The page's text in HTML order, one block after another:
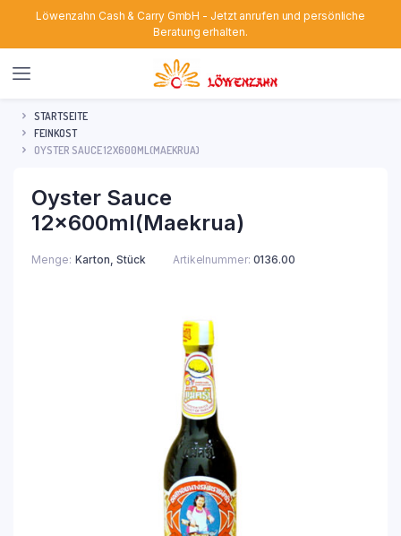
Löwenzahn Cash & Carry GmbH - Jetzt anrufen und persönliche
Beratung erhalten.
STARTSEITE
FEINKOST
OYSTER SAUCE 12X600ML(MAEKRUA)
Oyster Sauce
12x600ml(Maekrua)
Menge Karton, Stück Artikelnummer: 0136.00